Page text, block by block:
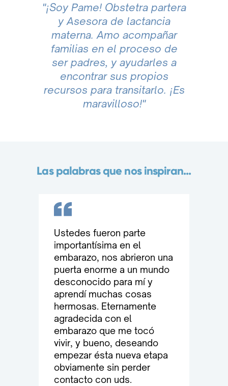
"¡Soy Pame! Obstetra partera
y Asesora de lactancia
materna. Amo acompañar
familias en el proceso de
ser padres, y ayudarles a
encontrar sus propios
recursos para transitarlo. ¡Es
maravilloso!"
Las palabras que nos inspiran...
Ustedes fueron parte
importantísima en el
embarazo, nos abrieron una
puerta enorme a un mundo
desconocido para mí y
aprendí muchas cosas
hermosas. Eternamente
agradecida con el
embarazo que me tocó
vivir, y bueno, deseando
empezar ésta nueva etapa
obviamente sin perder
contacto con uds.